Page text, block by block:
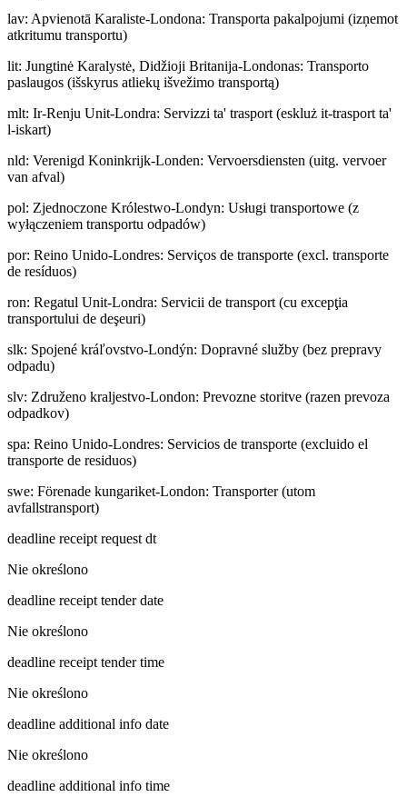
lav: Apvienotā Karaliste-Londona: Transporta pakalpojumi (izņemot
atkritumu transportu)
lit: Jungtinė Karalystė, Didžioji Britanija-Londonas: Transporto
paslaugos (išskyrus atliekų išvežimo transportą)
mlt: Ir-Renju Unit-Londra: Servizzi ta' trasport (eskluż it-trasport ta'
l-iskart)
nld: Verenigd Koninkrijk-Londen: Vervoersdiensten (uitg. vervoer
van afval)
pol: Zjednoczone Królestwo-Londyn: Usługi transportowe (z
wyłączeniem transportu odpadów)
por: Reino Unido-Londres: Serviços de transporte (excl. transporte
de resíduos)
ron: Regatul Unit-Londra: Servicii de transport (cu excepţia
transportului de deşeuri)
slk: Spojené kráľovstvo-Londýn: Dopravné služby (bez prepravy
odpadu)
slv: Združeno kraljestvo-London: Prevozne storitve (razen prevoza
odpadkov)
spa: Reino Unido-Londres: Servicios de transporte (excluido el
transporte de residuos)
swe: Förenade kungariket-London: Transporter (utom
avfallstransport)
deadline receipt request dt
Nie określono
deadline receipt tender date
Nie określono
deadline receipt tender time
Nie określono
deadline additional info date
Nie określono
deadline additional info time